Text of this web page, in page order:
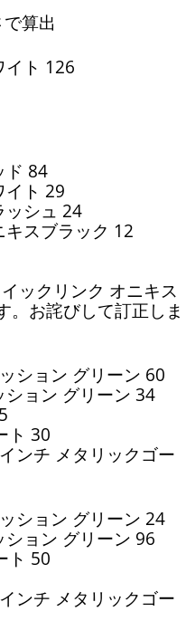
算出
イト 126
ド 84
イト 29
ッシュ 24
スブラック 12
ックリンク オニキス
。お詫びして訂正しま
ション グリーン 60
ョン グリーン 34
ト 30
ンチ メタリックゴー
ション グリーン 24
ョン グリーン 96
ト 50
ンチ メタリックゴー